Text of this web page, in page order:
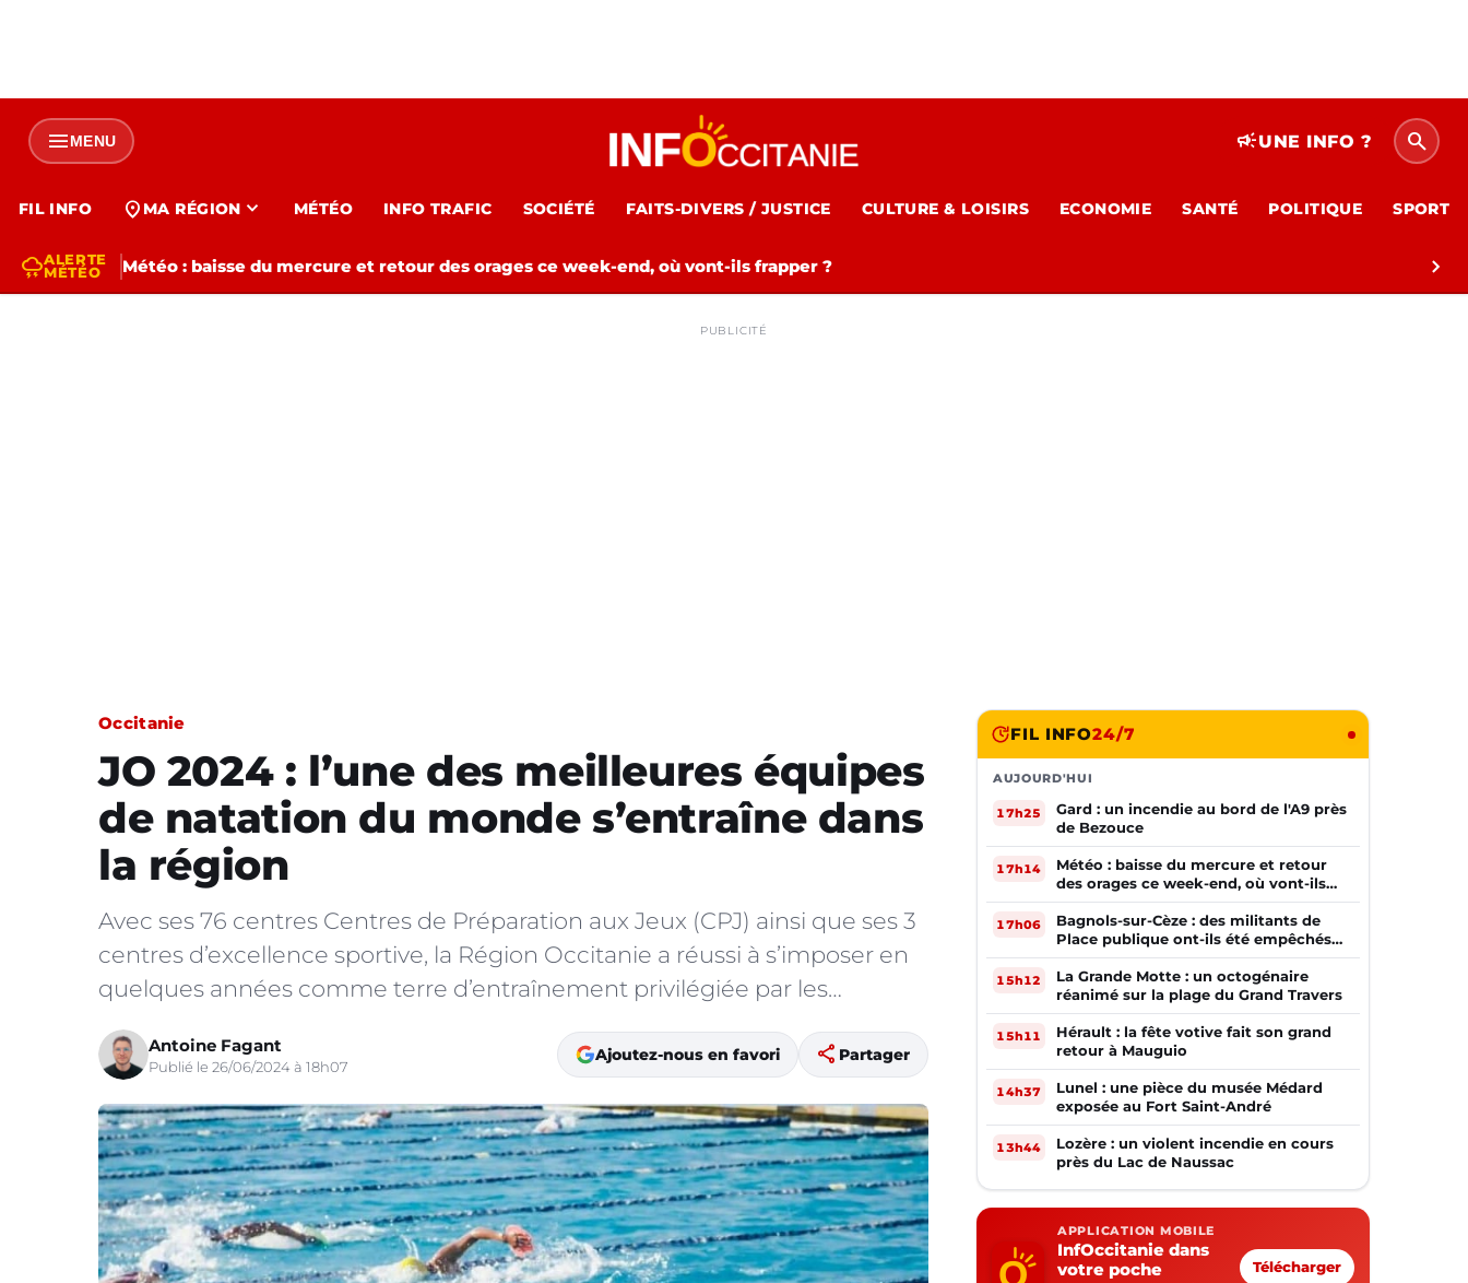
menuMENU campaignUNE INFO ? search
FIL INFO location_on MA RÉGION expand_more MÉTÉO INFO TRAFIC SOCIÉTÉ FAITS-DIVERS / JUSTICE CULTURE & LOISIRS ECONOMIE SANTÉ POLITIQUE SPORT
thunderstormALERTE
MÉTÉO
Météo : baisse du mercure et retour des orages ce week-end, où vont-ils frapper ? chevron_right
PUBLICITÉ
Occitanie
JO 2024 : l’une des meilleures équipes
de natation du monde s’entraîne dans
la région
Avec ses 76 centres Centres de Préparation aux Jeux (CPJ) ainsi que ses 3
centres d’excellence sportive, la Région Occitanie a réussi à s’imposer en
quelques années comme terre d’entraînement privilégiée par les…
Antoine Fagant
Publié le 26/06/2024 à 18h07
Ajoutez-nous en favori share Partager
FIL INFO24/7
AUJOURD'HUI
17h25
Gard : un incendie au bord de l'A9 près
de Bezouce
17h14
Météo : baisse du mercure et retour
des orages ce week-end, où vont-ils
frapper ?
17h06
Bagnols-sur-Cèze : des militants de
Place publique ont-ils été empêchés
de tracter par la mairie ?
15h12
La Grande Motte : un octogénaire
réanimé sur la plage du Grand Travers
15h11
Hérault : la fête votive fait son grand
retour à Mauguio
14h37
Lunel : une pièce du musée Médard
exposée au Fort Saint-André
13h44
Lozère : un violent incendie en cours
près du Lac de Naussac
APPLICATION MOBILE
InfOccitanie dans
votre poche
Télécharger